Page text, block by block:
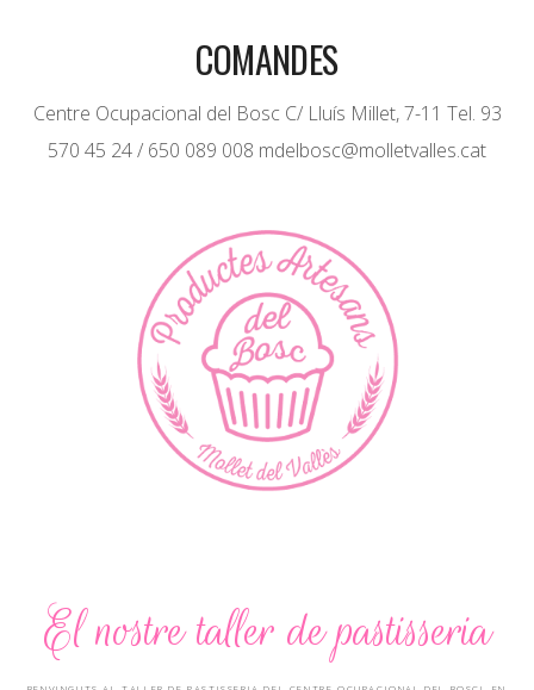
COMANDES
Centre Ocupacional del Bosc C/ Lluís Millet, 7-11 Tel. 93
570 45 24 / 650 089 008 mdelbosc@molletvalles.cat
El nostre taller de pastisseria